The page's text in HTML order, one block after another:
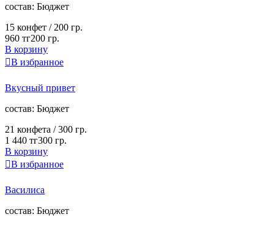
cостав: Бюджет
15 конфет / 200 гр.
960 тг200 гр.
В корзину
В избранное
Вкусный привет
cостав: Бюджет
21 конфета /300 гр.
1 440 тг300 гр.
В корзину
В избранное
Василиса
cостав: Бюджет